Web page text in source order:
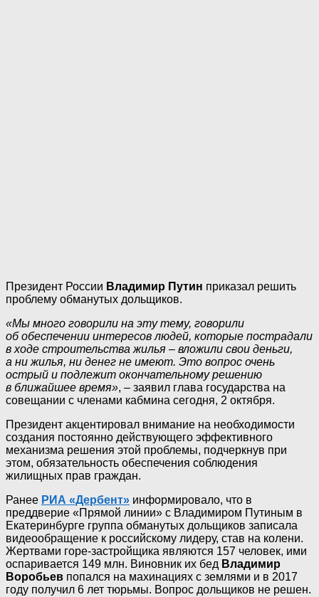
Президент России Владимир Путин приказал решить
проблему обманутых дольщиков.
«Мы много говорили на эту тему, говорили
об обеспечении интересов людей, которые пострадали
в ходе строительства жилья – вложили свои деньги,
а ни жилья, ни денег не имеют. Это вопрос очень
острый и подлежит окончательному решению
в ближайшее время», – заявил глава государства на
совещании с членами кабмина сегодня, 2 октября.
Президент акцентировал внимание на необходимости
создания постоянно действующего эффективного
механизма решения этой проблемы, подчеркнув при
этом, обязательность обеспечения соблюдения
жилищных прав граждан.
Ранее РИА «Дербент» информировало, что в
преддверие «Прямой линии» с Владимиром Путиным в
Екатеринбурге группа обманутых дольщиков записала
видеообращение к российскому лидеру, став на колени.
Жертвами горе-застройщика являются 157 человек, ими
оспаривается 149 млн. Виновник их бед Владимир
Воробьев попался на махинациях с землями и в 2017
году получил 6 лет тюрьмы. Вопрос дольщиков не решен.